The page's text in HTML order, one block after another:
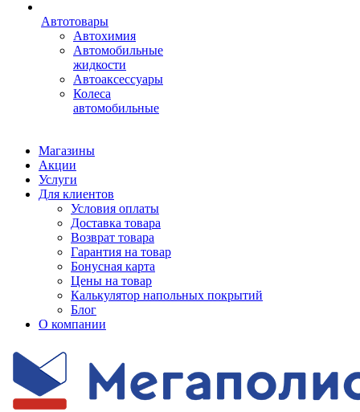
Автотовары
Автохимия
Автомобильные
жидкости
Автоаксессуары
Колеса
автомобильные
Магазины
Акции
Услуги
Для клиентов
Условия оплаты
Доставка товара
Возврат товара
Гарантия на товар
Бонусная карта
Цены на товар
Калькулятор напольных покрытий
Блог
О компании